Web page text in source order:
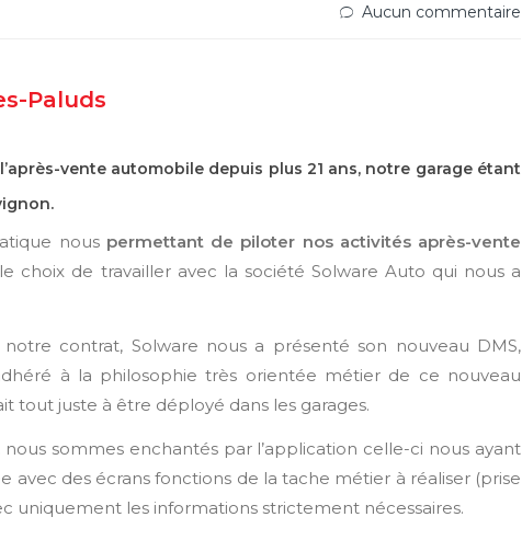
Aucun commentaire
Paluds
vente automobile depuis plus 21 ans, notre garage étant
nous permettant de piloter nos activités après-vente
choix de travailler avec la société Solware Auto qui nous a
contrat, Solware nous a présenté son nouveau DMS,
à la philosophie très orientée métier de ce nouveau
tout juste à être déployé dans les garages.
sommes enchantés par l’application celle-ci nous ayant
des écrans fonctions de la tache métier à réaliser (prise
uniquement les informations strictement nécessaires.